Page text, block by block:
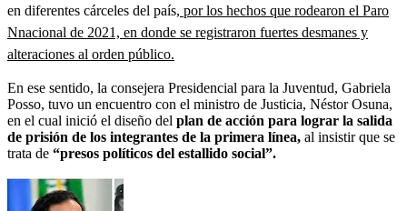
en diferentes cárceles del país, por los hechos que rodearon el Paro
Nnacional de 2021, en donde se registraron fuertes desmanes y
alteraciones al orden público.
En ese sentido, la consejera Presidencial para la Juventud, Gabriela
Posso, tuvo un encuentro con el ministro de Justicia, Néstor Osuna,
en el cual inició el diseño del plan de acción para lograr la salida
de prisión de los integrantes de la primera línea, al insistir que se
trata de “presos políticos del estallido social”.